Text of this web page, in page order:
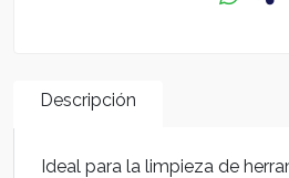
Descripción
Ideal para la limpieza de